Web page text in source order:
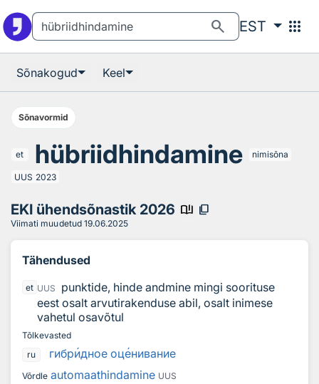
search EST apps
Sõnakogud Keel
Sõnavormid
et hübriidhindamine nimisõna
UUS 2023
EKI ühendsõnastik 2026 book_ribbon content_copy
Viimati muudetud 19.06.2025
Tähendused
et UUS
punktide, hinde andmine mingi soorituse
eest osalt arvutirakenduse abil, osalt inimese
vahetul osavõtul
Tõlkevasted
ru
гибридное оценивание
Võrdle automaathindamine UUS